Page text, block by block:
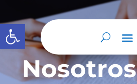
Abrir barra de herramientas
Nosotros